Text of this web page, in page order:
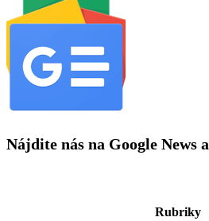
Nájdite nás na Google News a
Rubriky